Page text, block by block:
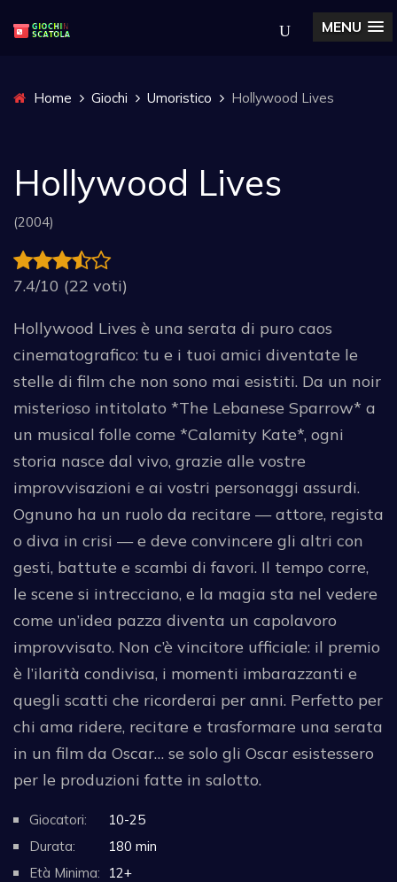
MENU
Home Giochi Umoristico Hollywood Lives
Hollywood Lives
(2004)
7.4/10 (22 voti)
Hollywood Lives è una serata di puro caos
cinematografico: tu e i tuoi amici diventate le
stelle di film che non sono mai esistiti. Da un noir
misterioso intitolato *The Lebanese Sparrow* a
un musical folle come *Calamity Kate*, ogni
storia nasce dal vivo, grazie alle vostre
improvvisazioni e ai vostri personaggi assurdi.
Ognuno ha un ruolo da recitare — attore, regista
o diva in crisi — e deve convincere gli altri con
gesti, battute e scambi di favori. Il tempo corre,
le scene si intrecciano, e la magia sta nel vedere
come un’idea pazza diventa un capolavoro
improvvisato. Non c’è vincitore ufficiale: il premio
è l’ilarità condivisa, i momenti imbarazzanti e
quegli scatti che ricorderai per anni. Perfetto per
chi ama ridere, recitare e trasformare una serata
in un film da Oscar… se solo gli Oscar esistessero
per le produzioni fatte in salotto.
Giocatori:
10-25
Durata:
180 min
Età Minima:
12+